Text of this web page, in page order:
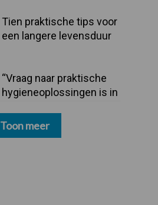
Tien praktische tips voor
een langere levensduur
“Vraag naar praktische
hygieneoplossingen is in
Toon meer